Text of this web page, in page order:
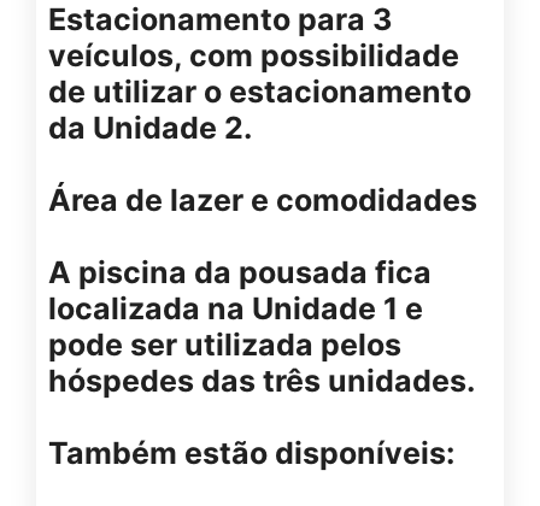
Estacionamento para 3
veículos, com possibilidade
de utilizar o estacionamento
da Unidade 2.
Área de lazer e comodidades
A piscina da pousada fica
localizada na Unidade 1 e
pode ser utilizada pelos
hóspedes das três unidades.
Também estão disponíveis: